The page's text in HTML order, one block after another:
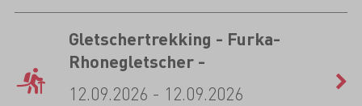
Gletschertrekking - Furka-
Rhonegletscher -
12.09.2026 - 12.09.2026